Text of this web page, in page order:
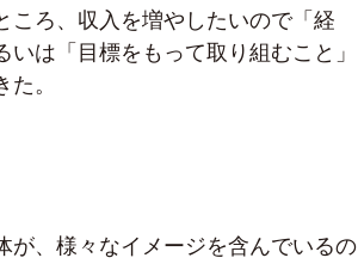
ころ、収入を増やしたいので「経
は「目標をもって取り組むこと」
。
が、様々なイメージを含んでいるの